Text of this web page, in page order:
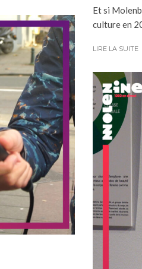
Et si
culture en
LIRE LA SUITE